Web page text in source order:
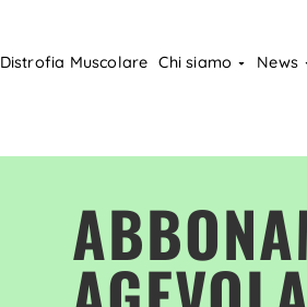
Distrofia Muscolare Chi siamo News